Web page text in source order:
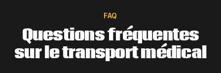
FAQ
Questions fréquentes
sur le transport médical